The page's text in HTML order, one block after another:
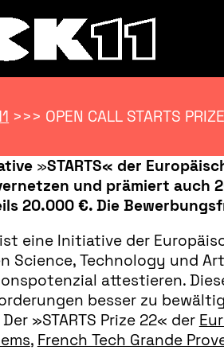
>>> OPEN CALL STARTS
»STARTS« der
und prämiert auch
20.000 €. Die
ist eine Initiative der
Science, Technology und
attestieren.
besser zu
»STARTS Prize 22« der
, French Tech Grande